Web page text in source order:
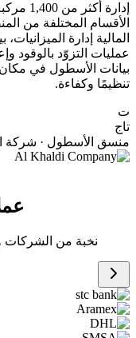
إدارة
الأقسام المختلفة من
المالية إدارة
عمليات التزوّد بالوقود
بيانات الأسطول في مكان
تنظيمًا وكفاءة.
ت
تاج
منسق الأسطول · شركة
نخبة من الشركات